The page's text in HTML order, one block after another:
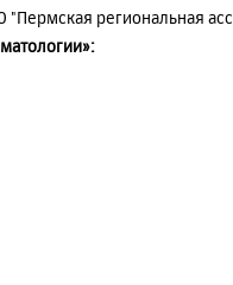
региональная